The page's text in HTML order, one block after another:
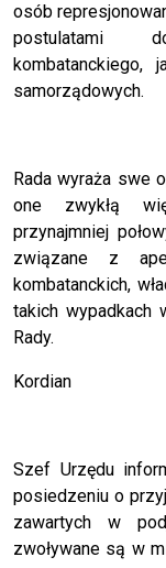
osób
postulatami
samorządowych.
Rada wyraża swe
one zwykłą
przynajmniej
związane z
kombatanckich,
takich wypadkach
Rady.
Kordian
Szef Urzędu
posiedzeniu o
zawartych w
zwoływane są w